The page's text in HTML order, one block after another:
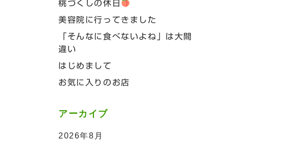
桃づくしの休日
美容院に行ってきました
「そんなに食べないよね」は大間
違い
はじめまして
お気に入りのお店
アーカイブ
2026年8月